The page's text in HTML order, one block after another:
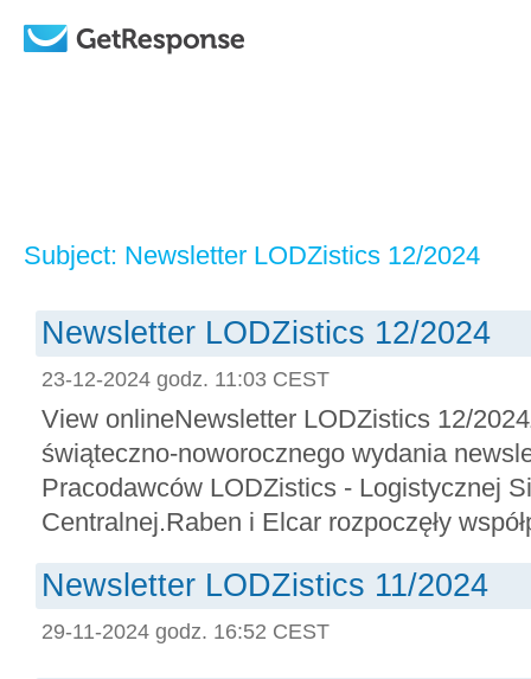
Subject: Newsletter LODZistics 12/2024
Newsletter LODZistics 12/2024
23-12-2024 godz. 11:03 CEST
View onlineNewsletter LODZistics 12/
świąteczno-noworocznego wydania
Pracodawców LODZistics - Logistycznej
Centralnej.Raben i Elcar rozpoczęły
Newsletter LODZistics 11/2024
29-11-2024 godz. 16:52 CEST